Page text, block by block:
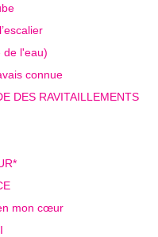
de l'eau)
connue
DES RAVITAILLEMENTS
mon cœur